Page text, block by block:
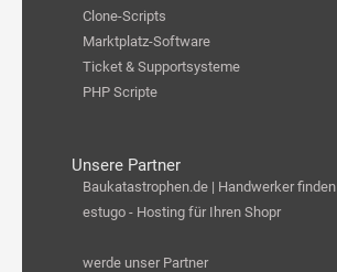
Clone-Scripts
Marktplatz-Software
Ticket & Supportsysteme
PHP Scripte
Unsere Partner
Baukatastrophen.de | Handwerker finden
estugo - Hosting für Ihren Shopr
werde unser Partner